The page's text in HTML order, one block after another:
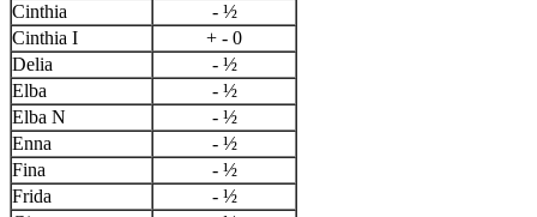
Cinthia
- ½
Cinthia I
+ - 0
Delia
- ½
Elba
- ½
Elba N
- ½
Enna
- ½
Fina
- ½
Frida
- ½